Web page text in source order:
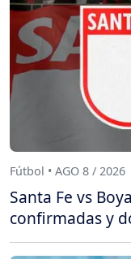
Fútbol • AGO 8 / 2026
Santa Fe vs
confirmadas y